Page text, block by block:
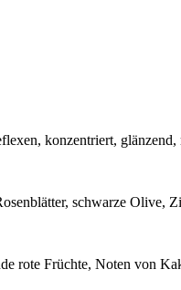
konzentriert,
schwarze
rote Früchte, Noten von